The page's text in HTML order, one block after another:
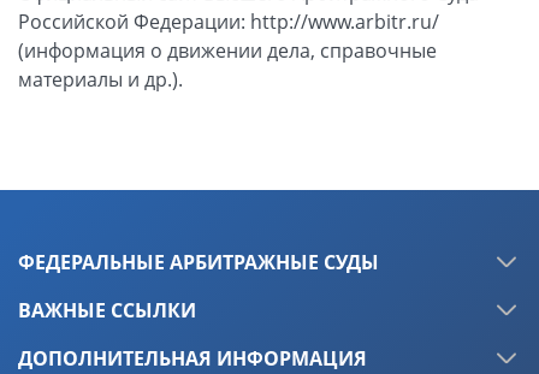
ФЕДЕРАЛЬНЫЕ АРБИТРАЖНЫЕ СУДЫ
ВАЖНЫЕ ССЫЛКИ
ДОПОЛНИТЕЛЬНАЯ ИНФОРМАЦИЯ